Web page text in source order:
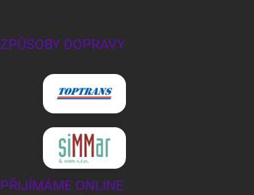
ZPŮSOBY DOPRAVY
PŘIJÍMÁME ONLINE